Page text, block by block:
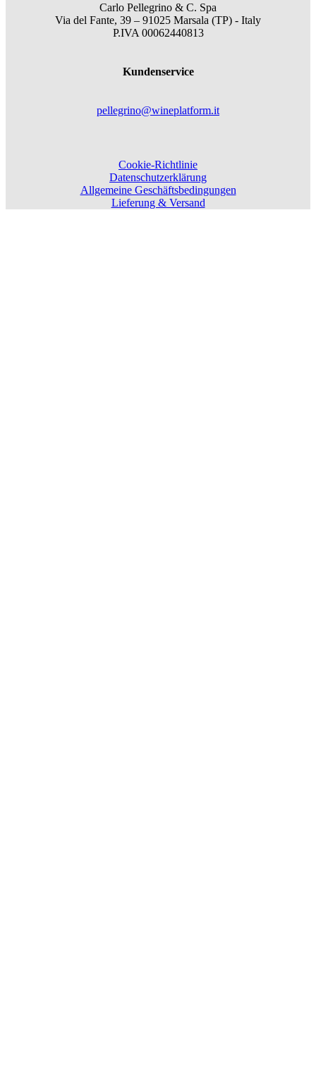
Carlo Pellegrino & C. Spa
Via del Fante, 39 – 91025 Marsala (TP) - Italy
P.IVA 00062440813
Kundenservice
pellegrino@wineplatform.it
Cookie-Richtlinie
Datenschutzerklärung
Allgemeine Geschäftsbedingungen
Lieferung & Versand